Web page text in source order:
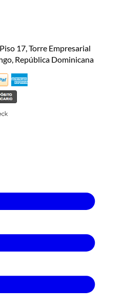
17, Torre Empresarial
República Dominicana